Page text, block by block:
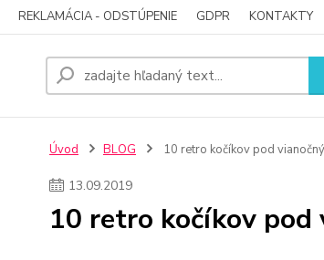
REKLAMÁCIA - ODSTÚPENIE GDPR KONTAKTY
Úvod BLOG 10 retro kočíkov pod
13.09.2019
10 retro kočíkov pod